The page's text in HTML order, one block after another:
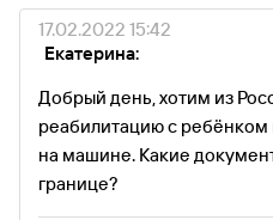
17.02.2022 15:42
Екатерина:
Добрый день, хотим из
реабилитацию с
на машине. Какие
границе?